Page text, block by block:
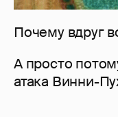
Почему вдруг
А просто
атака Винни-